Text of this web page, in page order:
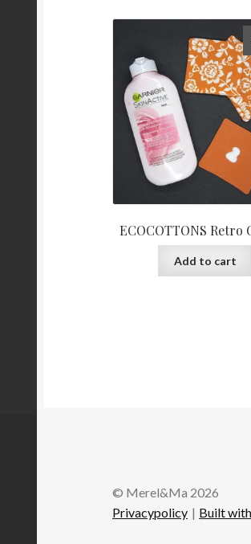
ECOCOTTONS Retro
Add to cart
© Merel&Ma 2026
Privacypolicy
Built